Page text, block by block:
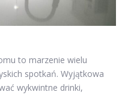
to marzenie wielu
spotkań. Wyjątkowa
wykwintne drinki,